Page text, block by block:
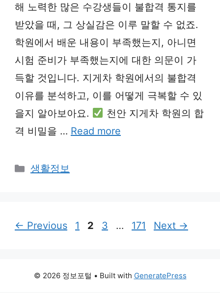
해 노력한 많은 수강생들이 불합격 통지를
받았을 때, 그 상실감은 이루 말할 수 없죠.
학원에서 배운 내용이 부족했는지, 아니면
시험 준비가 부족했는지에 대한 의문이 가
득할 것입니다. 지게차 학원에서의 불합격
이유를 분석하고, 이를 어떻게 극복할 수 있
을지 알아보아요.
천안 지게차 학원의 합
격 비밀을 … Read more
Categories
생활정보
← Previous Page
1 Page
2 Page
3 … Page
171 Next →
© 2026 정보포털 • Built with GeneratePress